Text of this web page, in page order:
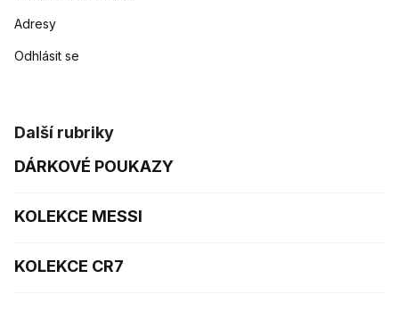
Adresy
Odhlásit se
Další rubriky
DÁRKOVÉ POUKAZY
KOLEKCE MESSI
KOLEKCE CR7